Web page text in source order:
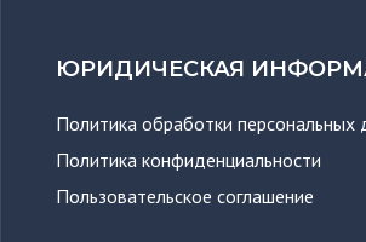
ЮРИДИЧЕСКАЯ
Политика обработки персональных
Политика конфиденциальности
Пользовательское соглашение